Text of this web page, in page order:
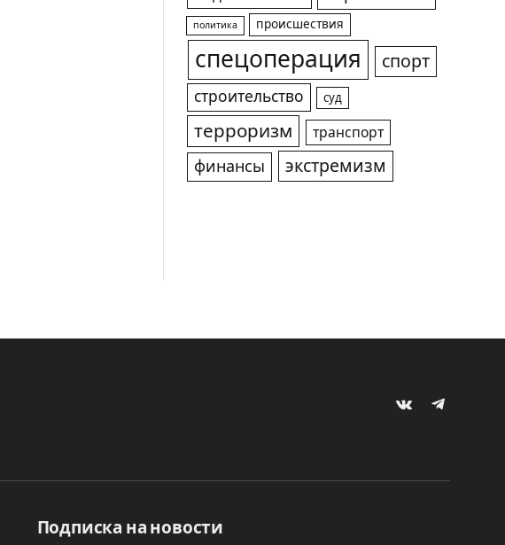
политика происшествия
спецоперация спорт
строительство суд
терроризм транспорт
финансы экстремизм
VKontakteTelegram
Подписка на новости